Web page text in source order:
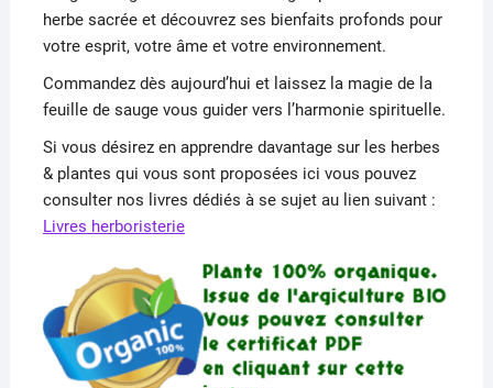
herbe sacrée et découvrez ses bienfaits profonds pour
votre esprit, votre âme et votre environnement.
Commandez dès aujourd’hui et laissez la magie de la
feuille de sauge vous guider vers l’harmonie spirituelle.
Si vous désirez en apprendre davantage sur les herbes
& plantes qui vous sont proposées ici vous pouvez
consulter nos livres dédiés à se sujet au lien suivant :
Livres herboristerie